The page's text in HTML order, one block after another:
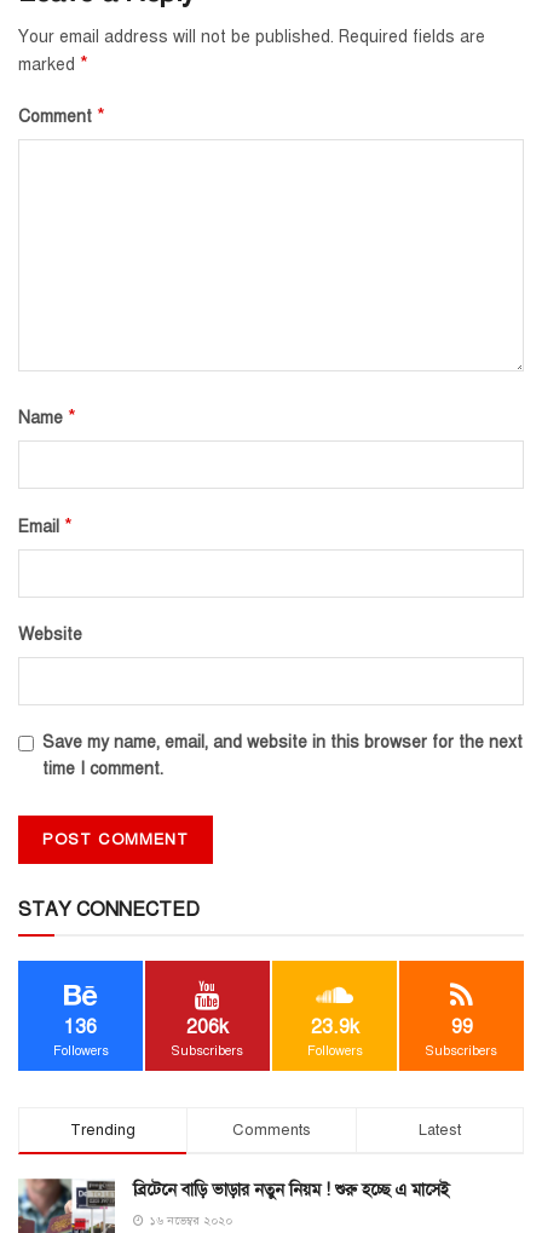
Your email address will not be published. Required fields are
marked *
Comment *
Name *
Email *
Website
Save my name, email, and website in this browser for the next
time I comment.
STAY CONNECTED
136
Followers
206k
Subscribers
23.9k
Followers
99
Subscribers
Trending Comments Latest
ব্রিটেনে বাড়ি ভাড়ার নতুন নিয়ম ! শুরু হচ্ছে এ মাসেই
১৬ নভেম্বর ২০২০